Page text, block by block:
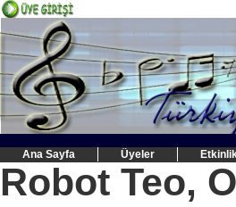
Ana Sayfa Üyeler
Robot Teo,